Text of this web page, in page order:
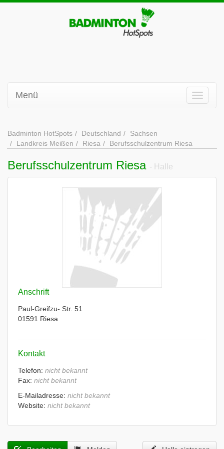
Menü
Badminton HotSpots Deutschland
Sachsen
Landkreis Meißen
Riesa Berufsschulzentrum Riesa
Berufsschulzentrum Riesa - Halle
Anschrift
Paul-Greifzu- Str. 51
01591 Riesa
Kontakt
Telefon: nicht bekannt
Fax: nicht bekannt
E-Mailadresse: nicht bekannt
Website: nicht bekannt